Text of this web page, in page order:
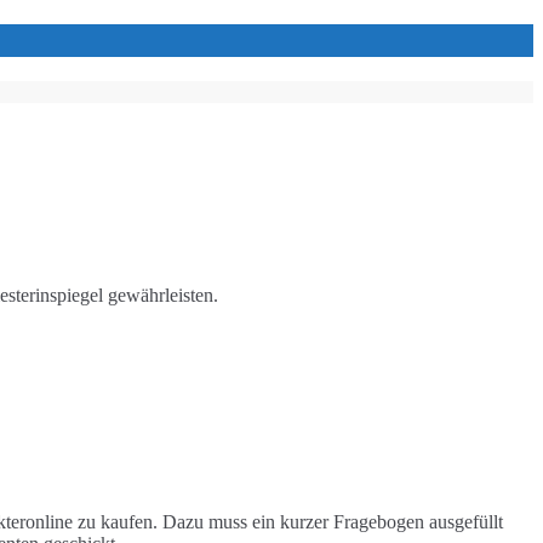
gewährleisten.
zu kaufen. Dazu muss ein kurzer Fragebogen ausgefüllt